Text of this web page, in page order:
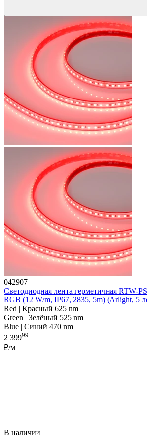
042907
Светодиодная лента герметичная RTW-
RGB (12 W/m, IP67, 2835, 5m) (Arlight, 5
Red | Красный 625 nm
Green | Зелёный 525 nm
Blue | Синий 470 nm
2 39999
₽/м
В наличии